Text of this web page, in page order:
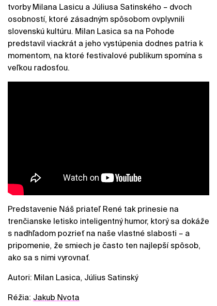
tvorby Milana Lasicu a Júliusa Satinského – dvoch
osobností, ktoré zásadným spôsobom ovplyvnili
slovenskú kultúru. Milan Lasica sa na Pohode
predstavil viackrát a jeho vystúpenia dodnes patria k
momentom, na ktoré festivalové publikum spomína s
veľkou radosťou.
Predstavenie Náš priateľ René tak prinesie na
trenčianske letisko inteligentný humor, ktorý sa dokáže
s nadhľadom pozrieť na naše vlastné slabosti – a
pripomenie, že smiech je často ten najlepší spôsob,
ako sa s nimi vyrovnať.
Autori: Milan Lasica, Július Satinský
Réžia: Jakub Nvota